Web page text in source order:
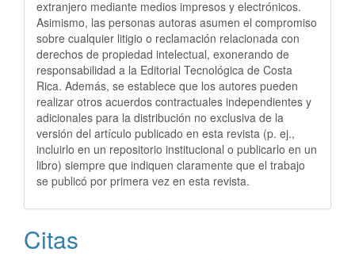
extranjero mediante medios impresos y electrónicos.
Asimismo, las personas autoras asumen el compromiso
sobre cualquier litigio o reclamación relacionada con
derechos de propiedad intelectual, exonerando de
responsabilidad a la Editorial Tecnológica de Costa
Rica. Además, se establece que los autores pueden
realizar otros acuerdos contractuales independientes y
adicionales para la distribución no exclusiva de la
versión del artículo publicado en esta revista (p. ej.,
incluirlo en un repositorio institucional o publicarlo en un
libro) siempre que indiquen claramente que el trabajo
se publicó por primera vez en esta revista.
Citas